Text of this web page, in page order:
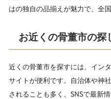
はの独自の品揃えが魅力で、全
お近くの骨董市の探
近くの骨董市を探すには、イン
サイトが便利です。自治体や神
されることも多く、SNSで最新